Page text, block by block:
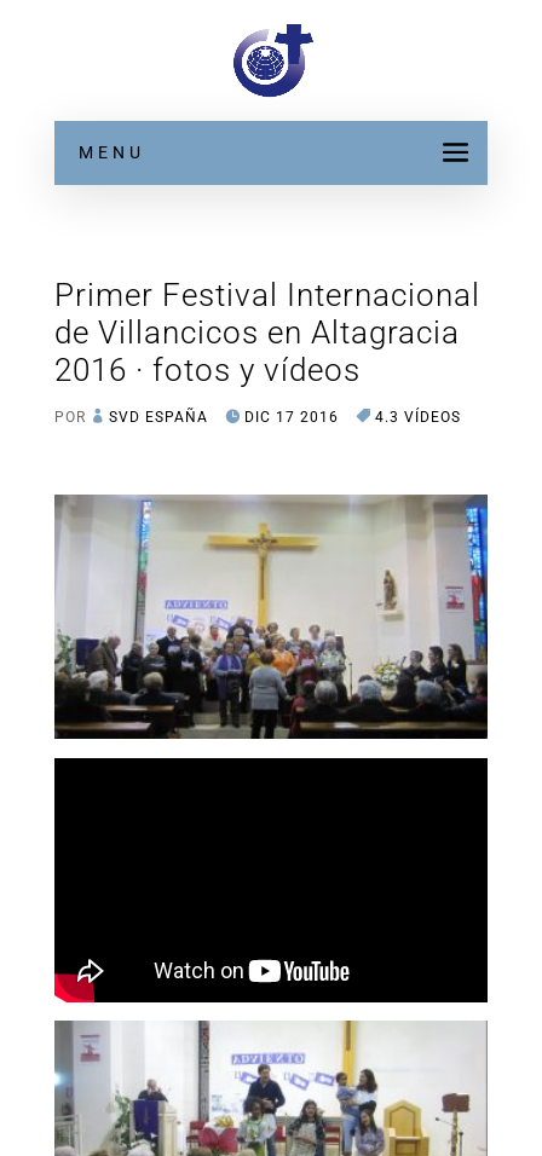
MENU
Primer Festival Internacional
de Villancicos en Altagracia
2016 · fotos y vídeos
POR SVD ESPAÑA DIC 17 2016 4.3 VÍDEOS